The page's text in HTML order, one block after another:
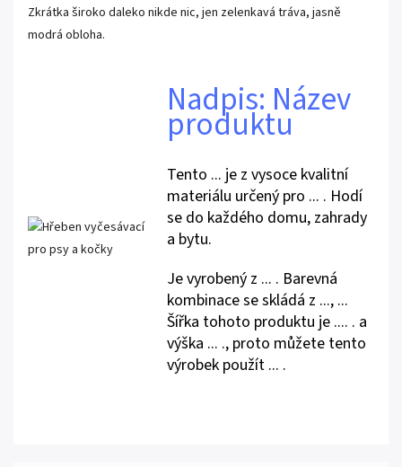
Zkrátka široko daleko nikde nic, jen zelenkavá tráva, jasně
modrá obloha.
Nadpis: Název
produktu
Tento ... je z vysoce kvalitní
materiálu určený pro ... . Hodí
se do každého domu, zahrady
a bytu.
Je vyrobený z ... . Barevná
kombinace se skládá z ..., ...
Šířka tohoto produktu je .... . a
výška ... ., proto můžete tento
výrobek použít ... .